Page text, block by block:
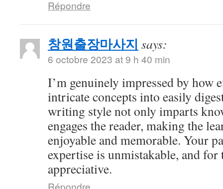
Répondre
창원출장마사지 says:
6 octobre 2023 at 9 h 40 min
I’m genuinely impressed by how
intricate concepts into easily
writing style not only imparts
engages the reader, making the
enjoyable and memorable. Your
expertise is unmistakable, and for
appreciative.
Répondre